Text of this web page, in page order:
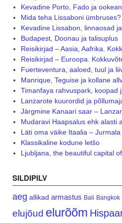
Kevadine Porto, Fado ja
Mida teha Lissaboni
Kevadine Lissabon, linnaosad
Budapest, Doonau ja talisuplus
Reisikirjad – Aasia, Aafrika.
Reisikirjad – Euroopa.
Fuerteventura, aaloed, tuul ja
Manrique, Teguise ja kollane
Timanfaya rahvuspark, koopad
Lanzarote kuurordid ja
Järgmine Kanaari saar –
Mudaravi Haapsalus ehk alasti
Läti oma väike Itaalia – Jurmala
Klassikaline kodune letšo
Ljubljana, the beautiful capital
SILDIPILV
aeg allikad armastus Bali Bangkok
elujõud elurõõm